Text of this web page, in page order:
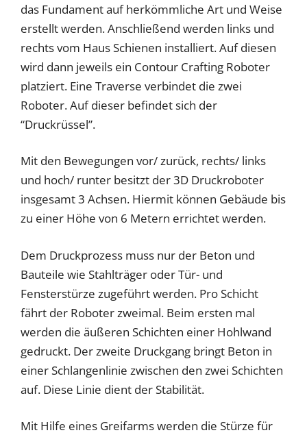
das Fundament auf herkömmliche Art und Weise
erstellt werden. Anschließend werden links und
rechts vom Haus Schienen installiert. Auf diesen
wird dann jeweils ein Contour Crafting Roboter
platziert. Eine Traverse verbindet die zwei
Roboter. Auf dieser befindet sich der
“Druckrüssel”.
Mit den Bewegungen vor/ zurück, rechts/ links
und hoch/ runter besitzt der 3D Druckroboter
insgesamt 3 Achsen. Hiermit können Gebäude bis
zu einer Höhe von 6 Metern errichtet werden.
Dem Druckprozess muss nur der Beton und
Bauteile wie Stahlträger oder Tür- und
Fensterstürze zugeführt werden. Pro Schicht
fährt der Roboter zweimal. Beim ersten mal
werden die äußeren Schichten einer Hohlwand
gedruckt. Der zweite Druckgang bringt Beton in
einer Schlangenlinie zwischen den zwei Schichten
auf. Diese Linie dient der Stabilität.
Mit Hilfe eines Greifarms werden die Stürze für